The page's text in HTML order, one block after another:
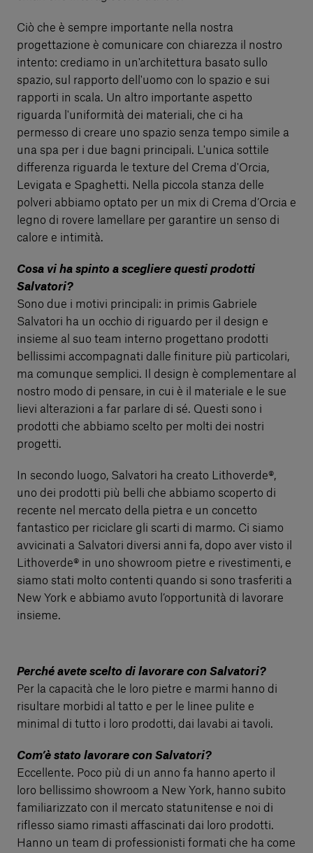
Ciò che è sempre importante nella nostra
progettazione è comunicare con chiarezza il nostro
intento: crediamo in un'architettura basato sullo
spazio, sul rapporto dell'uomo con lo spazio e sui
rapporti in scala. Un altro importante aspetto
riguarda l'uniformità dei materiali, che ci ha
permesso di creare uno spazio senza tempo simile a
una spa per i due bagni principali. L'unica sottile
differenza riguarda le texture del Crema d'Orcia,
Levigata e Spaghetti. Nella piccola stanza delle
polveri abbiamo optato per un mix di Crema d’Orcia e
legno di rovere lamellare per garantire un senso di
calore e intimità.
Cosa vi ha spinto a scegliere questi prodotti
Salvatori?
Sono due i motivi principali: in primis Gabriele
Salvatori ha un occhio di riguardo per il design e
insieme al suo team interno progettano prodotti
bellissimi accompagnati dalle finiture più particolari,
ma comunque semplici. Il design è complementare al
nostro modo di pensare, in cui è il materiale e le sue
lievi alterazioni a far parlare di sé. Questi sono i
prodotti che abbiamo scelto per molti dei nostri
progetti.
In secondo luogo, Salvatori ha creato Lithoverde®,
uno dei prodotti più belli che abbiamo scoperto di
recente nel mercato della pietra e un concetto
fantastico per riciclare gli scarti di marmo. Ci siamo
avvicinati a Salvatori diversi anni fa, dopo aver visto il
Lithoverde® in uno showroom pietre e rivestimenti, e
siamo stati molto contenti quando si sono trasferiti a
New York e abbiamo avuto l’opportunità di lavorare
insieme.
Perché avete scelto di lavorare con Salvatori?
Per la capacità che le loro pietre e marmi hanno di
risultare morbidi al tatto e per le linee pulite e
minimal di tutto i loro prodotti, dai lavabi ai tavoli.
Com’è stato lavorare con Salvatori?
Eccellente. Poco più di un anno fa hanno aperto il
loro bellissimo showroom a New York, hanno subito
familiarizzato con il mercato statunitense e noi di
riflesso siamo rimasti affascinati dai loro prodotti.
Hanno un team di professionisti formati che ha come